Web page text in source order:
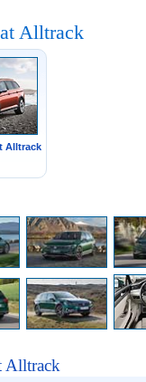
Alltrack
Alltrack
Alltrack